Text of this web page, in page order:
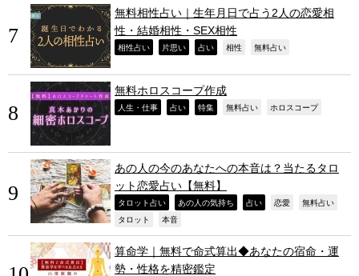
無料相性占い｜生年月日で占う2人の恋愛相
性・結婚相性・SEX相性
相性占い 片思い 占い 相性 無料占い
無料ホロスコープ作成
人生・仕事 占い 特集 無料占い ホロスコープ
あの人の今のあなたへの本音は？当たるタロ
ット恋愛占い【無料】
タロット占い あの人の気持ち 占い 恋愛 無料占い
タロット 本音
算命学｜無料で命式算出◆あなたの宿命・運
勢・性格を精密鑑定